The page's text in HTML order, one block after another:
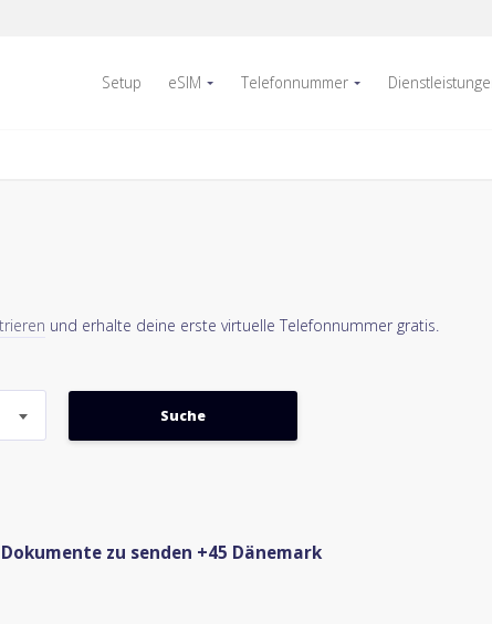
Setup eSIM Telefonnummer
und erhalte deine erste virtuelle Telefonnummer gratis.
zu senden +45 Dänemark